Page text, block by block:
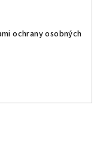
ochrany osobných